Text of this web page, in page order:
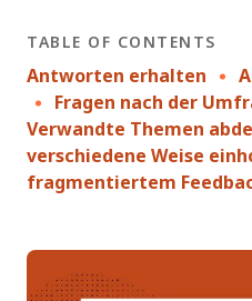
TABLE OF CONTENTS
Antworten erhalten
Fragen nach der
Verwandte Themen
verschiedene Weise
fragmentiertem